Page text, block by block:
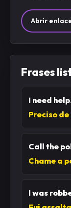
Abrir
Frases
I need
Preciso
Call the
Chame a
I was